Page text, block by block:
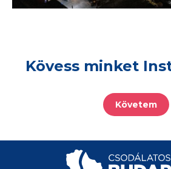
Kövess minket
Követem